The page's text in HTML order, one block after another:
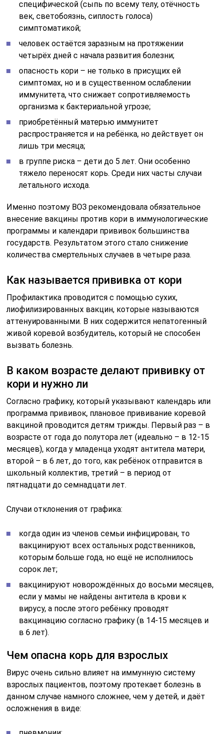
специфической (сыпь по всему телу, отёчность
век, светобоязнь, сиплость голоса)
симптоматикой;
человек остаётся заразным на протяжении
четырёх дней с начала развития болезни;
опасность кори – не только в присущих ей
симптомах, но и в существенном ослаблении
иммунитета, что снижает сопротивляемость
организма к бактериальной угрозе;
приобретённый матерью иммунитет
распространяется и на ребёнка, но действует он
лишь три месяца;
в группе риска – дети до 5 лет. Они особенно
тяжело переносят корь. Среди них часты случаи
летального исхода.
Именно поэтому ВОЗ рекомендовала обязательное
внесение вакцины против кори в иммунологические
программы и календари прививок большинства
государств. Результатом этого стало снижение
количества смертельных случаев в четыре раза.
Как называется прививка от кори
Профилактика проводится с помощью сухих,
лиофилизированных вакцин, которые называются
аттенуированными. В них содержится непатогенный
живой коревой возбудитель, который не способен
вызвать болезнь.
В каком возрасте делают прививку от
кори и нужно ли
Согласно графику, который указывают календарь или
программа прививок, плановое прививание коревой
вакциной проводится детям трижды. Первый раз – в
возрасте от года до полутора лет (идеально – в 12-15
месяцев), когда у младенца уходят антитела матери,
второй – в 6 лет, до того, как ребёнок отправится в
школьный коллектив, третий – в период от
пятнадцати до семнадцати лет.
Случаи отклонения от графика:
когда один из членов семьи инфицирован, то
вакцинируют всех остальных родственников,
которым больше года, но ещё не исполнилось
сорок лет;
вакцинируют новорождённых до восьми месяцев,
если у мамы не найдены антитела в крови к
вирусу, а после этого ребёнку проводят
вакцинацию согласно графику (в 14-15 месяцев и
в 6 лет).
Чем опасна корь для взрослых
Вирус очень сильно влияет на иммунную систему
взрослых пациентов, поэтому протекает болезнь в
данном случае намного сложнее, чем у детей, и даёт
осложнения в виде: